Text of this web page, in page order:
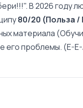
В 2026 году
80/20 (Польза
материала
его проблемы. (E-